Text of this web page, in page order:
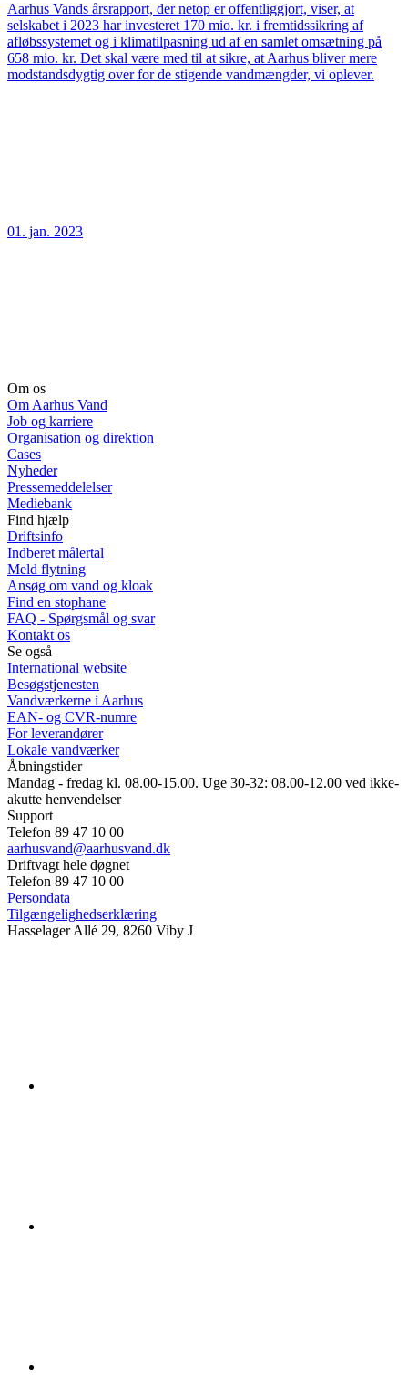
Aarhus Vands årsrapport, der netop er offentliggjort, viser, at
selskabet i 2023 har investeret 170 mio. kr. i fremtidssikring af
afløbssystemet og i klimatilpasning ud af en samlet omsætning på
658 mio. kr. Det skal være med til at sikre, at Aarhus bliver mere
modstandsdygtig over for de stigende vandmængder, vi oplever.
01. jan. 2023
Om os
Om Aarhus Vand
Job og karriere
Organisation og direktion
Cases
Nyheder
Pressemeddelelser
Mediebank
Find hjælp
Driftsinfo
Indberet målertal
Meld flytning
Ansøg om vand og kloak
Find en stophane
FAQ - Spørgsmål og svar
Kontakt os
Se også
International website
Besøgstjenesten
Vandværkerne i Aarhus
EAN- og CVR-numre
For leverandører
Lokale vandværker
Åbningstider
Mandag - fredag kl. 08.00-15.00. Uge 30-32: 08.00-12.00 ved ikke-
akutte henvendelser
Support
Telefon 89 47 10 00
aarhusvand@aarhusvand.dk
Driftvagt hele døgnet
Telefon 89 47 10 00
Persondata
Tilgængelighedserklæring
Hasselager Allé 29, 8260 Viby J